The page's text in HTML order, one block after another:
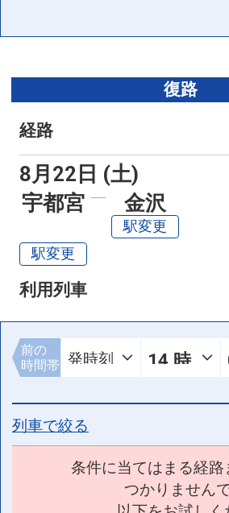
復路
経路
8月22日 (土)
宇都宮
駅変更
金沢
駅変更
利用列車
前の
時間帯
列車で絞る
条件に当てはまる経
つかりません